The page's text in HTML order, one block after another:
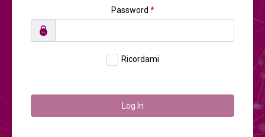
Password *
Ricordami
Log In